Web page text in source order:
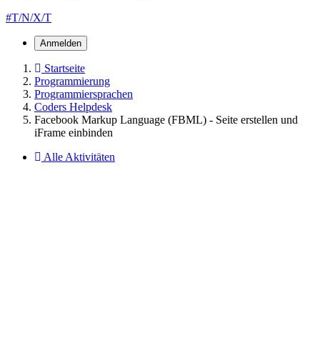
#T/N/X/T
Anmelden
Startseite
Programmierung
Programmiersprachen
Coders Helpdesk
Facebook Markup Language (FBML) - Seite erstellen und
iFrame einbinden
Alle Aktivitäten